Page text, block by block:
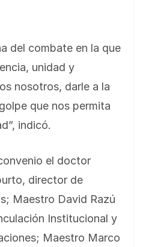
del combate en la que
unidad y
nosotros, darle a la
que nos permita
indicó.
el doctor
director de
Maestro David Razú
Institucional y
Maestro Marco